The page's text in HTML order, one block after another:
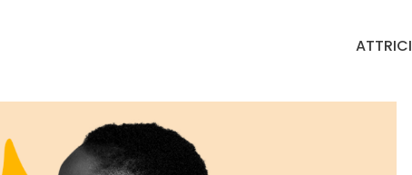
ATTRICI